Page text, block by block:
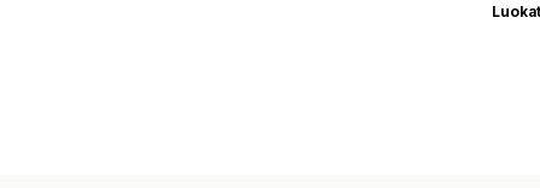
Luokat